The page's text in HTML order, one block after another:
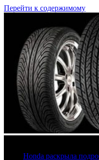
Перейти к содержимому
Honda раскрыла